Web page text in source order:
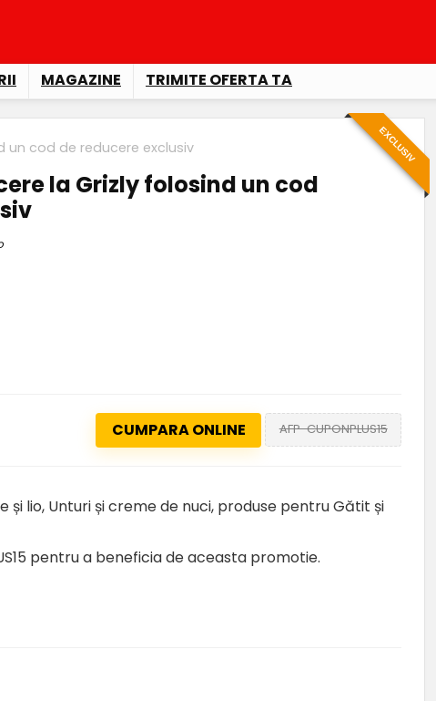
MAGAZINE TRIMITE OFERTA TA
un cod de reducere exclusiv EXCLUSIV
la Grizly folosind un cod
CUMPARA ONLINE AFP-CUPONPLUS15
și lio, Unturi și creme de nuci, produse pentru Gătit și
pentru a beneficia de aceasta promotie.